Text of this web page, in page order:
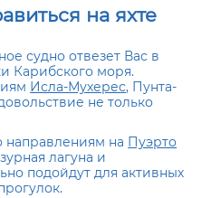
на яхте
судно отвезет Вас в
Карибского моря.
Исла-Мухерес, Пунта-
не только
направлениям на Пуэрто
лагуна и
подойдут для активных